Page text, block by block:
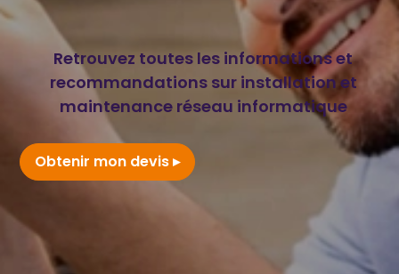
Retrouvez toutes les informations et
recommandations sur installation et
maintenance réseau informatique
Obtenir mon devis